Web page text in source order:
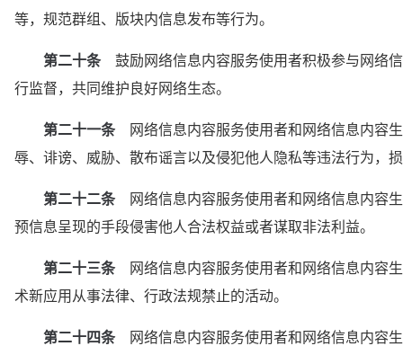
等，规范群组、版块内信息发布等行为。
第二十条 鼓励网络信息内容服务使用者积极参与网络
行监督，共同维护良好网络生态。
第二十一条 网络信息内容服务使用者和网络信息内容
辱、诽谤、威胁、散布谣言以及侵犯他人隐私等违法行为，
第二十二条 网络信息内容服务使用者和网络信息内容
预信息呈现的手段侵害他人合法权益或者谋取非法利益。
第二十三条 网络信息内容服务使用者和网络信息内容
术新应用从事法律、行政法规禁止的活动。
第二十四条 网络信息内容服务使用者和网络信息内容